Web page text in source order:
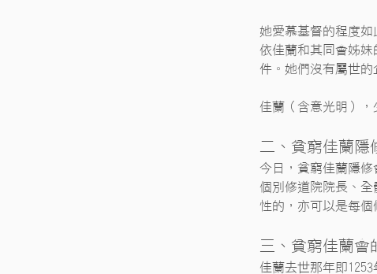
她愛慕基督的程度
依佳蘭和其同會姊
件。她們沒有屬世
佳蘭（含意光明）
二、貧窮佳蘭隱
今日，貧窮佳蘭隱
個別修道院院長、
性的，亦可以是每個
三、貧窮佳蘭會
佳蘭去世那年即